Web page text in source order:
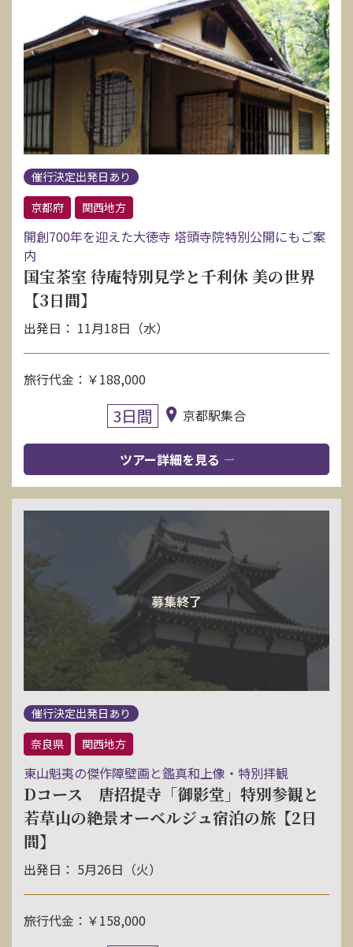
催行決定出発日あり
京都府
関西地方
開創700年を迎えた大徳寺 塔頭寺院特別公開にもご案
内
国宝茶室 待庵特別見学と千利休 美の世界
【3日間】
出発日： 11月18日（水）
旅行代金：￥188,000
3日間 京都駅集合
ツアー詳細を見る
催行決定出発日あり
奈良県
関西地方
東山魁夷の傑作障壁画と鑑真和上像・特別拝観
Dコース 唐招提寺「御影堂」特別参観と
若草山の絶景オーベルジュ宿泊の旅【2日
間】
出発日： 5月26日（火）
旅行代金：￥158,000